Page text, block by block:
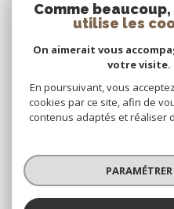
Cookies
© 2026 | Tous droits réservés
Comme
utilise les
On aimerait vous
votre visite.
En poursuivant, vous
cookies par ce site, afin de
contenus adaptés et réaliser
PARAMÉTRER